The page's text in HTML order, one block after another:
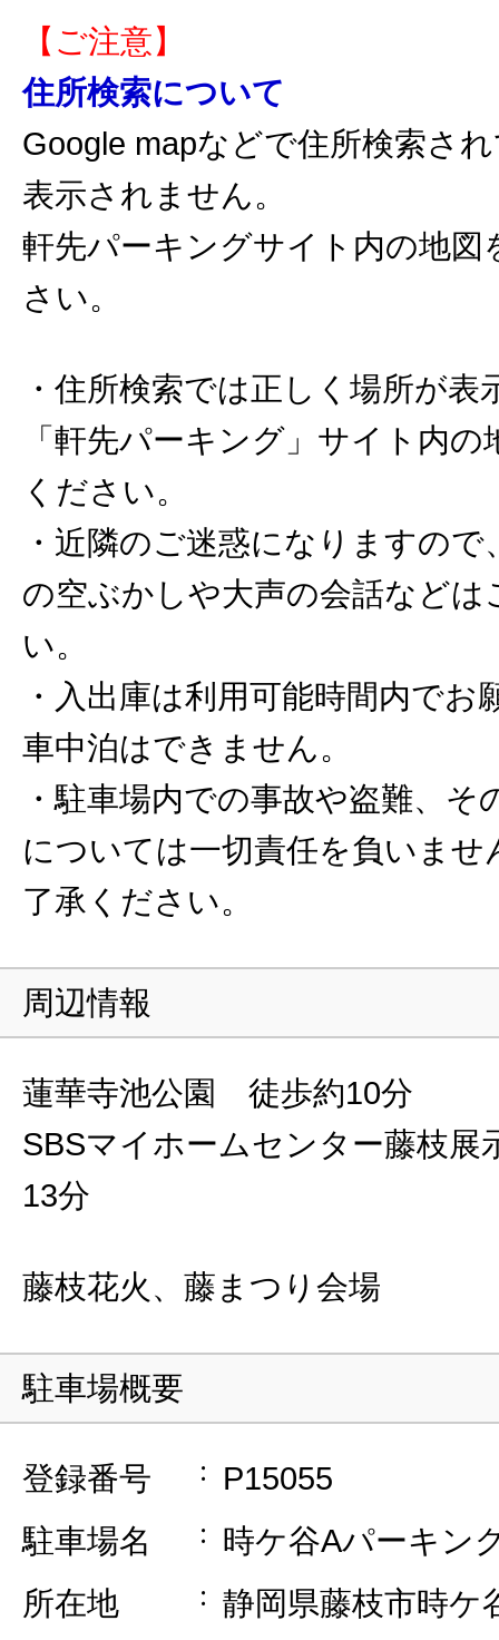
【ご注意】
住所検索について
Google mapなどで住所検索さ
表示されません。
軒先パーキングサイト内の地図
さい。
・住所検索では正しく場所が表
「軒先パーキング」サイト内の
ください。
・近隣のご迷惑になりますので
の空ぶかしや大声の会話などは
い。
・入出庫は利用可能時間内でお
車中泊はできません。
・駐車場内での事故や盗難、そ
については一切責任を負いませ
了承ください。
周辺情報
蓮華寺池公園 徒歩約10分
SBSマイホームセンター藤枝
13分
藤枝花火、藤まつり会場
駐車場概要
登録番号
P15055
駐車場名
時ケ谷Aパーキン
所在地
静岡県藤枝市時ケ